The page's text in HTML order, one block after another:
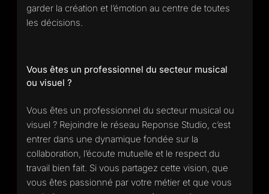
garder la création et l’émotion au centre de toutes
les décisions.
Vous êtes un professionnel du secteur musical
ou visuel ?
Vous êtes un professionnel du secteur musical ou
visuel ? Rejoindre le réseau Reponse Studio, c’est
entrer dans une dynamique fondée sur la
collaboration, l’écoute mutuelle et le respect du
travail bien fait. Si vous partagez cette vision, que
vous êtes passionné par votre métier et que vous